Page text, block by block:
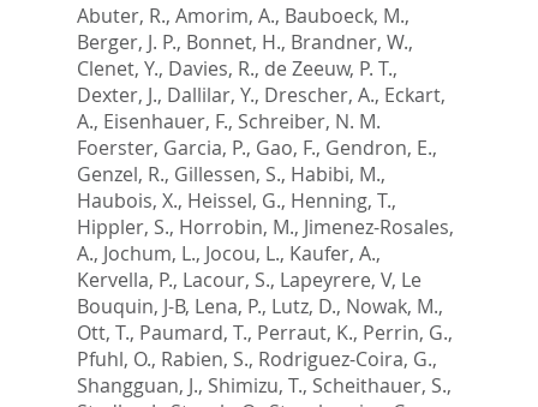
Abuter, R., Amorim, A., Bauboeck, M.,
Berger, J. P., Bonnet, H., Brandner, W.,
Clenet, Y., Davies, R., de Zeeuw, P. T.,
Dexter, J., Dallilar, Y., Drescher, A., Eckart,
A., Eisenhauer, F., Schreiber, N. M.
Foerster, Garcia, P., Gao, F., Gendron, E.,
Genzel, R., Gillessen, S., Habibi, M.,
Haubois, X., Heissel, G., Henning, T.,
Hippler, S., Horrobin, M., Jimenez-Rosales,
A., Jochum, L., Jocou, L., Kaufer, A.,
Kervella, P., Lacour, S., Lapeyrere, V, Le
Bouquin, J-B, Lena, P., Lutz, D., Nowak, M.,
Ott, T., Paumard, T., Perraut, K., Perrin, G.,
Pfuhl, O., Rabien, S., Rodriguez-Coira, G.,
Shangguan, J., Shimizu, T., Scheithauer, S.,